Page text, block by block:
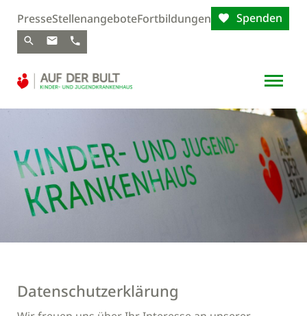
PresseStellenangeboteFortbildungen Spenden
Datenschutzerklärung